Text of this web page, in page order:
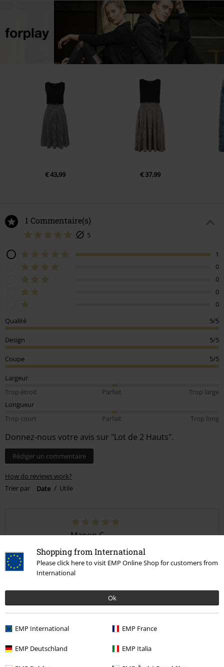
Shopping from International
Please click here to visit EMP Online Shop for customers from
International
Ok
EMP International EMP France
EMP Deutschland EMP Italia
€ 43,99 € 37,99
1 Commentaire(s)
5
1
0
0
0
0
Qualité
5/5
Design 5/5
Coupe 5/5
Largeur
Trop étroit
Parfait
Trop large
Longueur
Trop court
Parfait Trop long
Donnez-nous votre avis sur "Lot de 2 Hauts".
Rédiger un commentaire
How do reviews work?
Trier par
Date Utile
Manon C.
6 Commentaires
Posté le : lundi, 10 mai 2021
Ok
Qualité